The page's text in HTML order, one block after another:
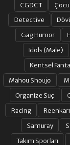
CGDCT
Detective
Gag Humor
Idols (Male)
Kentsel
Mahou Shoujo
Organize Suç
Racing
Samuray
Takım Sporları